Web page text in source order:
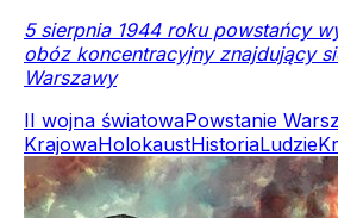
5 sierpnia 1944 roku powstańcy
obóz koncentracyjny znajdujący
Warszawy
II wojna światowaPowstanie
KrajowaHolokaustHistoriaLudzie